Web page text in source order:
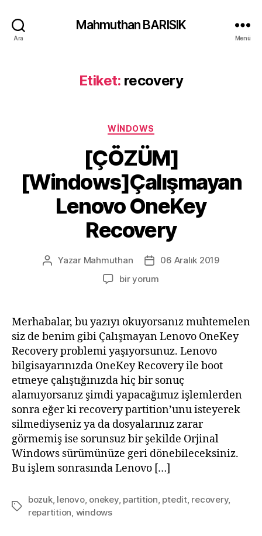
Ara
Mahmuthan BARISIK
Menü
Etiket: recovery
Kategoriler
WINDOWS
[ÇÖZÜM]
[Windows]Çalışmayan
Lenovo OneKey
Recovery
Yazının
Yazar Mahmuthan
Yazı06 Aralık 2019
[ÇÖZÜM]
OneKey
Recovery
için
bir yorum
Merhabalar, bu yazıyı okuyorsanız muhtemelen
siz de benim gibi Çalışmayan Lenovo OneKey
Recovery problemi yaşıyorsunuz. Lenovo
bilgisayarınızda OneKey Recovery ile boot
etmeye çalıştığınızda hiç bir sonuç
alamıyorsanız şimdi yapacağımız işlemlerden
sonra eğer ki recovery partition’unu isteyerek
silmediyseniz ya da dosyalarınız zarar
görmemiş ise sorunsuz bir şekilde Orjinal
Windows sürümünüze geri dönebileceksiniz.
Bu işlem sonrasında Lenovo […]
Etiketler
bozuk, lenovo, onekey, partition ptedit, recovery,
repartition windows